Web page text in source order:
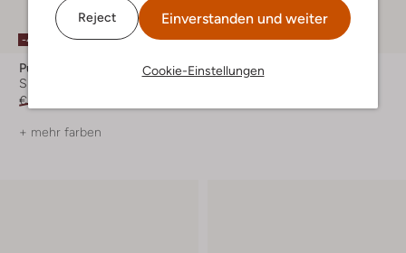
Reject Einverstanden und weiter
Cookie-Einstellungen
-40%
Puma
Sneaker Low
€ 44,99
+ mehr farben
-40%
Puma